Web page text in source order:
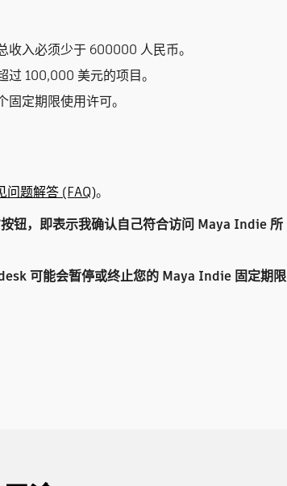
入必须少于 600000 人民币。
100,000 美元的项目。
定期限使用许可。
问题解答 (FAQ)。
钮，即表示我确认自己符合访问 Maya Indie 所
可能会暂停或终止您的 Maya Indie 固定期限